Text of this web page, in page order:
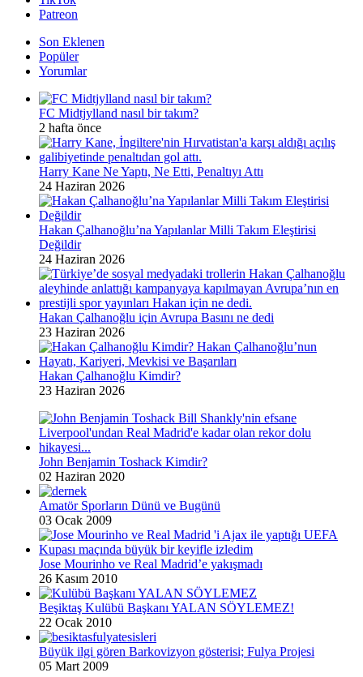
Patreon
Son Eklenen
Popüler
Yorumlar
FC Midtjylland nasıl bir takım?
2 hafta önce
Harry Kane Ne Yaptı, Ne Etti, Penaltıyı Attı
24 Haziran 2026
Hakan Çalhanoğlu’na Yapılanlar Milli Takım Eleştirisi
Değildir
24 Haziran 2026
Hakan Çalhanoğlu için Avrupa Basını ne dedi
23 Haziran 2026
Hakan Çalhanoğlu Kimdir?
23 Haziran 2026
John Benjamin Toshack Kimdir?
02 Haziran 2020
Amatör Sporların Dünü ve Bugünü
03 Ocak 2009
Jose Mourinho ve Real Madrid’e yakışmadı
26 Kasım 2010
Beşiktaş Kulübü Başkanı YALAN SÖYLEMEZ!
22 Ocak 2010
Büyük ilgi gören Barkovizyon gösterisi; Fulya Projesi
05 Mart 2009